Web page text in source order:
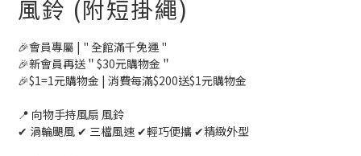
風鈴 (附短掛繩)
🎉會員專屬 | " 全館滿千免運 "
🎉新會員再送＂$30元購物金＂
🎉$1=1元購物金 | 消費每滿$200送$1元購物金
📍 向物手持風扇 風鈴
✔ 渦輪颶風 ✔ 三檔風速 ✔輕巧便攜 ✔精緻外型